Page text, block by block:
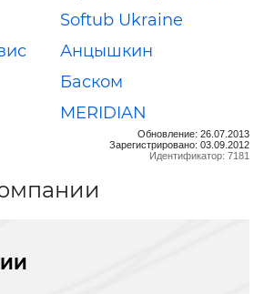
Softub Ukraine
Анцышкин
Баском
MERIDIAN
Обновление: 26.07.2013
Зарегистрировано: 03.09.2012
Идентификатор: 7181